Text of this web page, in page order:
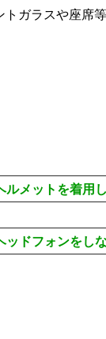
トガラスや座席
ルメットを着用
ッドフォンをし